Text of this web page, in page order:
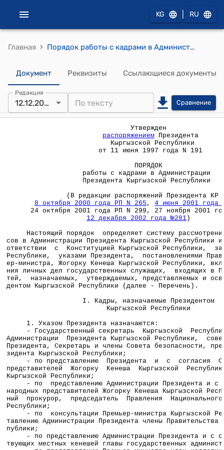
KG RU
Главная › Порядок работы с кадрами в Администрации Президента Кыргызской Республики (Утвержден распоряжением Президента Кыргызской Республики от 11 июня 1997 года №191)
Документ Реквизиты Ссылающиеся документы
Редакция
12.12.2002 Сравнение